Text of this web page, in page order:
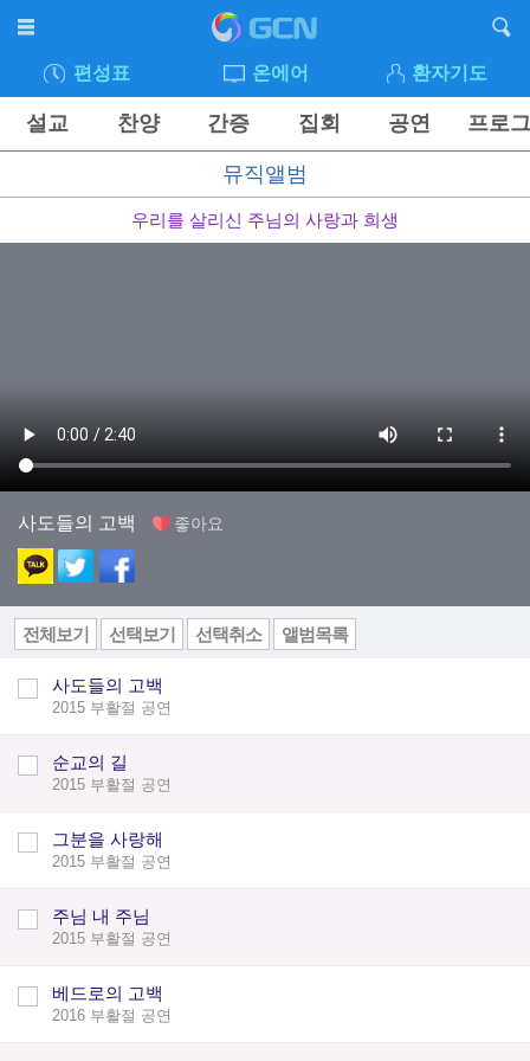
편성표 온에어 환자기도
설교 찬양 간증 집회 공연 프로
뮤직앨범
우리를 살리신 주님의 사랑과 희생
사도들의 고백 좋아요
전체보기 선택보기 선택취소 앨범목록
사도들의 고백
2015 부활절 공연
순교의 길
2015 부활절 공연
그분을 사랑해
2015 부활절 공연
주님 내 주님
2015 부활절 공연
베드로의 고백
2016 부활절 공연